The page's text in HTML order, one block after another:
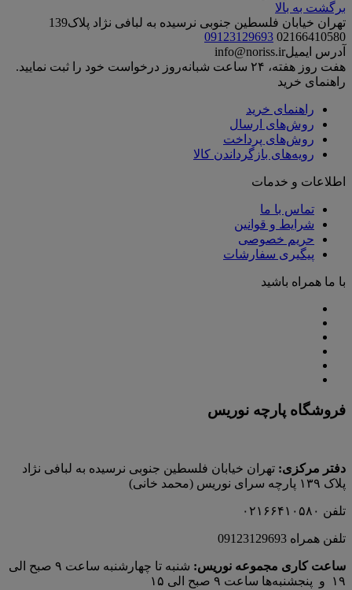
برگشت به بالا
تهران خیابان فلسطین جنوبی نرسیده به لبافی نژاد پلاک139
02166410580
09123129693
آدرس ایمیلinfo@noriss.ir
هفت روز هفته، ۲۴ ساعت شبانه‌روز درخواست خود را ثبت نمایید.
راهنمای خرید
راهنمای خرید
روش‌های ارسال
روش‌های پرداخت
رویه‌های بازگرداندن کالا
اطلاعات و خدمات
تماس با ما
شرایط و قوانین
حریم خصوصی
پیگیری سفارشات
با ما همراه باشید
فروشگاه پارچه نوریس
دفتر مرکزی: تهران خیابان فلسطین جنوبی نرسیده به لبافی نژاد
پلاک ۱۳۹ پارچه‌ سرای نوريس (محمد خانی)
تلفن ۰۲۱۶۶۴۱۰۵۸۰
تلفن همراه 09123129693
ساعت کاری مجموعه نوریس:
شنبه تا چهارشنبه ساعت ۹ صبح الی
۱۹ و پنجشنبه‌ها ساعت ۹ صبح الی ۱۵